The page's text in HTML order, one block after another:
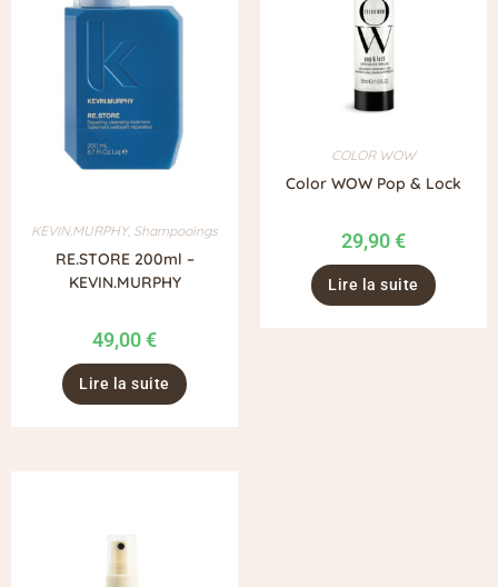
KEVIN.MURPHY, Shampooings
RE.STORE 200ml –
KEVIN.MURPHY
49,00€
Lire la suite
COLOR WOW
Color WOW Pop & Lock
29,90€
Lire la suite